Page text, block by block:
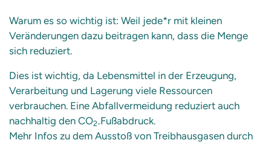
Warum es so wichtig ist: Weil jede*r mit kleinen
Veränderungen dazu beitragen kann, dass die Menge
sich reduziert.
Dies ist wichtig, da Lebensmittel in der Erzeugung,
Verarbeitung und Lagerung viele Ressourcen
verbrauchen. Eine Abfallvermeidung reduziert auch
nachhaltig den CO2-Fußabdruck.
Mehr Infos zu dem Ausstoß von Treibhausgasen durch